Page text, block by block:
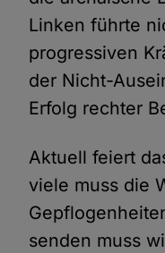
Linken führte
progressiven
der Nicht-
Erfolg rechter
Aktuell feiert
viele muss die
senden muss